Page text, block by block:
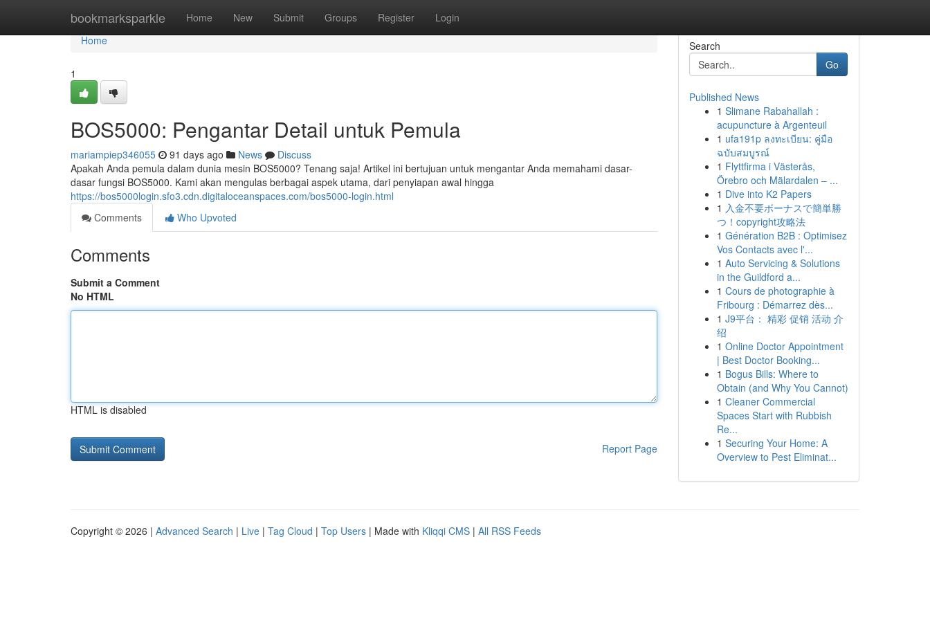
bookmarksparkle Home New Submit Groups Register Login
Home
Home
1
BOS5000: Pengantar Detail untuk Pemula
mariampiep346055 91 days ago News
Discuss
Apakah Anda pemula dalam dunia mesin BOS5000? Tenang saja! Artikel ini bertujuan untuk mengantar Anda memahami dasar-
dasar fungsi BOS5000. Kami akan mengulas berbagai aspek utama, dari penyiapan awal hingga
https://bos5000login.sfo3.cdn.digitaloceanspaces.com/bos5000-login.html
Comments
Who Upvoted
Comments
Submit a Comment
No HTML
HTML is disabled
Report Page
Search
Go
Published News
1 Slimane Rabahallah :
acupuncture à Argenteuil
1 ufa191p ลงทะเบียน: คู่มือ
ฉบับสมบูรณ์
1 Flyttfirma i Västerås,
Örebro och Mälardalen – ...
1 Dive into K2 Papers
1 入金不要ボーナスで簡単勝
つ！copyright攻略法
1 Génération B2B : Optimisez
Vos Contacts avec l'...
1 Auto Servicing & Solutions
in the Guildford a...
1 Cours de photographie à
Fribourg : Démarrez dès...
1 J9平台： 精彩 促销 活动 介
绍
1 Online Doctor Appointment
| Best Doctor Booking...
1 Bogus Bills: Where to
Obtain (and Why You Cannot)
1 Cleaner Commercial
Spaces Start with Rubbish
Re...
1 Securing Your Home: A
Overview to Pest Eliminat...
Copyright © 2026 | Advanced Search | Live | Tag Cloud | Top Users | Made with Kliqqi CMS | All RSS Feeds